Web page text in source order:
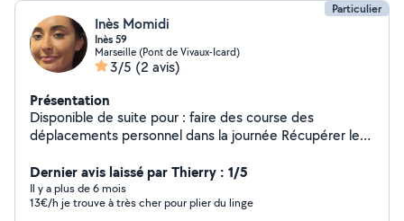
Particulier
Inès Momidi
Inès 59
Marseille (Pont de Vivaux-Icard)
3/5 (2 avis)
Présentation
Disponible de suite pour : faire des course des
déplacements personnel dans la journée Récupérer les
Ménage général en fin de chantier Les vitres Esthétique
( maquillage permanent - extension des cils, coiffure
coupe & couleurs)
Dernier avis laissé par Thierry : 1/5
Il y a plus de 6 mois
13€/h je trouve à très cher pour plier du linge